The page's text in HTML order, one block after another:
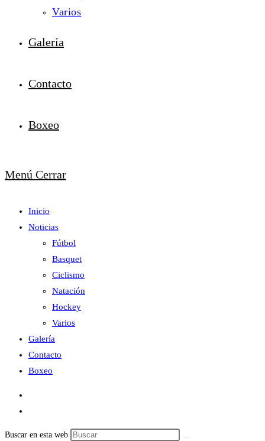
Varios
Galería
Contacto
Boxeo
Menú Cerrar
Inicio
Noticias
Fútbol
Basquet
Ciclismo
Natación
Hockey
Varios
Galería
Contacto
Boxeo
Buscar en esta web